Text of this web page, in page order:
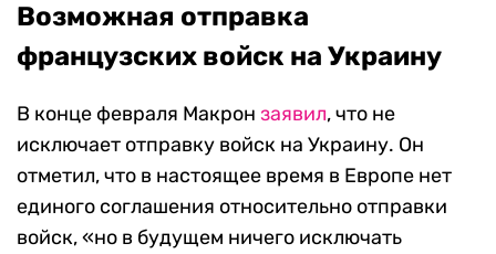
Возможная отправка
французских войск на Украину
В конце февраля Макрон заявил, что не
исключает отправку войск на Украину. Он
отметил, что в настоящее время в Европе нет
единого соглашения относительно отправки
войск, «но в будущем ничего исключать